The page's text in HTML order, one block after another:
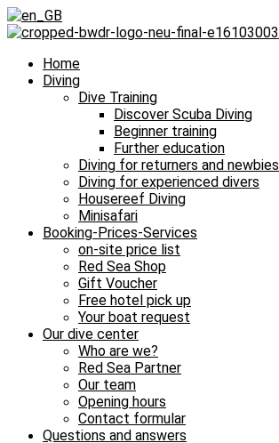
Home
Diving
Dive Training
Discover Scuba Diving
Beginner training
Further education
Diving for returners and newbies
Diving for experienced divers
Housereef Diving
Minisafari
Booking-Prices-Services
on-site price list
Red Sea Shop
Gift Voucher
Free hotel pick up
Your boat request
Our dive center
Who are we?
Red Sea Partner
Our team
Opening hours
Contact formular
Questions and answers